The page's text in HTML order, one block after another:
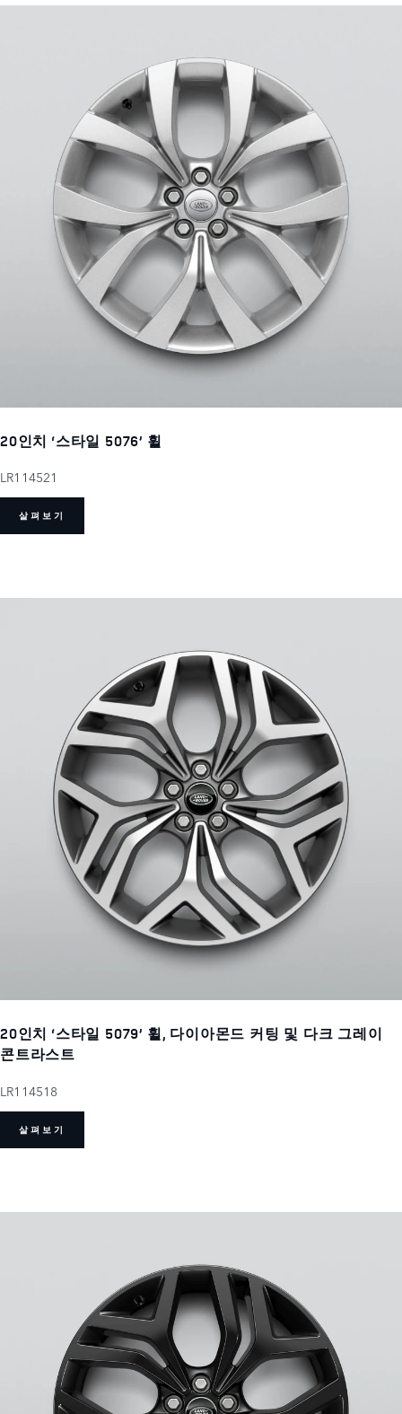
20인치 ‘스타일 5076’ 휠
LR114521
살펴보기
20인치 ‘스타일 5079’ 휠, 다이아몬드 커팅 및 다크 그레이
콘트라스트
LR114518
살펴보기